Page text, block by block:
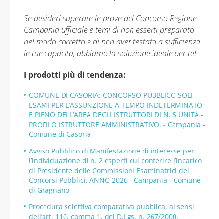
Se desideri superare le prove del Concorso Regione
Campania ufficiale e temi di non esserti preparato
nel modo corretto e di non aver testato a sufficienza
le tue capacita, abbiamo la soluzione ideale per te!
I prodotti più di tendenza:
COMUNE DI CASORIA: CONCORSO PUBBLICO SOLI
ESAMI PER L’ASSUNZIONE A TEMPO INDETERMINATO
E PIENO DELL’AREA DEGLI ISTRUTTORI DI N. 5 UNITÀ -
PROFILO ISTRUTTORE AMMINISTRATIVO. - Campania -
Comune di Casoria
Avviso Pubblico di Manifestazione di interesse per
l’individuazione di n. 2 esperti cui conferire l’incarico
di Presidente delle Commissioni Esaminatrici dei
Concorsi Pubblici. ANNO 2026 - Campania - Comune
di Gragnano
Procedura selettiva comparativa pubblica, ai sensi
dell’art. 110, comma 1, del D.Lgs. n. 267/2000,